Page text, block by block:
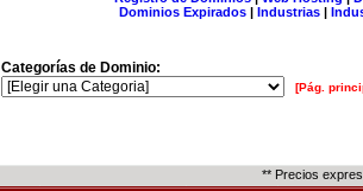
Dominios Expirados | Industrias |
Categorías de Dominio:
[Pág.
** Precios